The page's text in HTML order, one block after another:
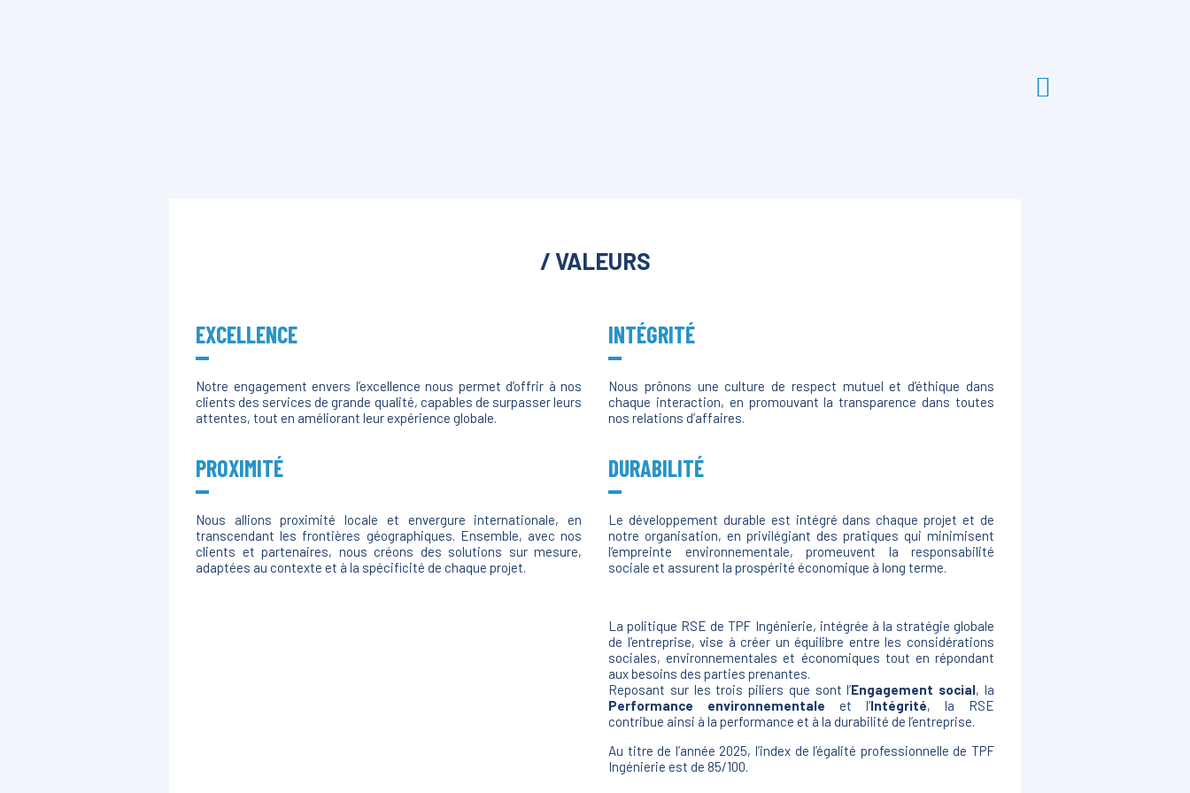
/ VALEURS
EXCELLENCE
Notre engagement envers l’excellence nous permet d’offrir à nos
clients des services de grande qualité, capables de surpasser leurs
attentes, tout en améliorant leur expérience globale.
PROXIMITÉ
Nous allions proximité locale et envergure internationale, en
transcendant les frontières géographiques. Ensemble, avec nos
clients et partenaires, nous créons des solutions sur mesure,
adaptées au contexte et à la spécificité de chaque projet.
INTÉGRITÉ
Nous prônons une culture de respect mutuel et d’éthique dans
chaque interaction, en promouvant la transparence dans toutes
nos relations d’affaires.
DURABILITÉ
Le développement durable est intégré dans chaque projet et de
notre organisation, en privilégiant des pratiques qui minimisent
l’empreinte environnementale, promeuvent la responsabilité
sociale et assurent la prospérité économique à long terme.
La politique RSE de TPF Ingénierie, intégrée à la stratégie globale
de l’entreprise, vise à créer un équilibre entre les considérations
sociales, environnementales et économiques tout en répondant
aux besoins des parties prenantes.
Reposant sur les trois piliers que sont l’Engagement social, la
Performance environnementale et l’Intégrité, la RSE
contribue ainsi à la performance et à la durabilité de l’entreprise.
Au titre de l’année 2025, l’index de l’égalité professionnelle de TPF
Ingénierie est de 85/100.